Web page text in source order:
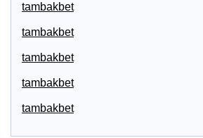
tambakbet
tambakbet
tambakbet
tambakbet
tambakbet